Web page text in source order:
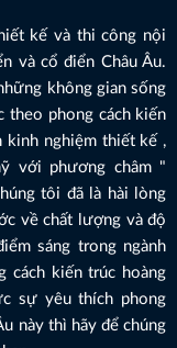
kế và thi công nội
và cổ điển Châu Âu.
không gian sống
theo phong cách kiến
kinh nghiệm thiết kế ,
với phương châm "
tôi đã là hài lòng
về chất lượng và độ
sáng trong ngành
cách kiến trúc hoàng
sự yêu thích phong
này thì hãy để chúng